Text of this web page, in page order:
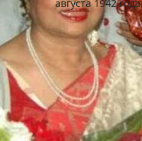
августа 1942